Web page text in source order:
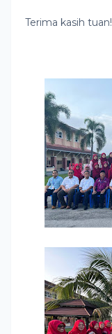
Terima kasih tuan!